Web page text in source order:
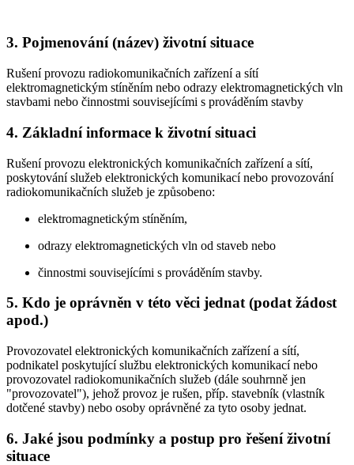
3. Pojmenování (název) životní situace
Rušení provozu radiokomunikačních zařízení a sítí
elektromagnetickým stíněním nebo odrazy elektromagnetických vln
stavbami nebo činnostmi souvisejícími s prováděním stavby
4. Základní informace k životní situaci
Rušení provozu elektronických komunikačních zařízení a sítí,
poskytování služeb elektronických komunikací nebo provozování
radiokomunikačních služeb je způsobeno:
elektromagnetickým stíněním,
odrazy elektromagnetických vln od staveb nebo
činnostmi souvisejícími s prováděním stavby.
5. Kdo je oprávněn v této věci jednat (podat žádost
apod.)
Provozovatel elektronických komunikačních zařízení a sítí,
podnikatel poskytující službu elektronických komunikací nebo
provozovatel radiokomunikačních služeb (dále souhrnně jen
"provozovatel"), jehož provoz je rušen, příp. stavebník (vlastník
dotčené stavby) nebo osoby oprávněné za tyto osoby jednat.
6. Jaké jsou podmínky a postup pro řešení životní
situace